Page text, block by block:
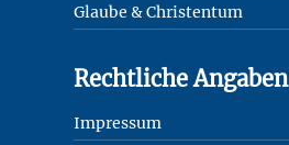
Glaube & Christentum
Rechtliche Angaben
Impressum